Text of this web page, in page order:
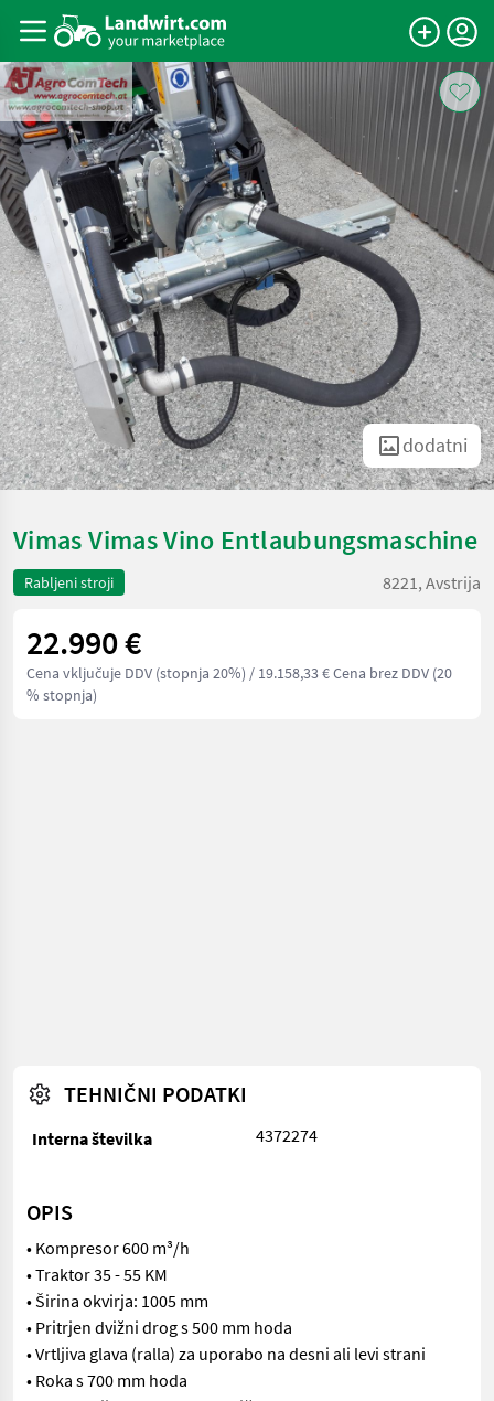
dodatni
Vimas Vimas Vino Entlaubungsmaschine
Rabljeni stroji 8221, Avstrija
22.990 €
Cena vključuje DDV (stopnja 20%) / 19.158,33 € Cena brez DDV (20
% stopnja)
TEHNIČNI PODATKI
Interna številka 4372274
OPIS
• Kompresor 600 m³/h
• Traktor 35 - 55 KM
• Širina okvirja: 1005 mm
• Pritrjen dvižni drog s 500 mm hoda
• Vrtljiva glava (ralla) za uporabo na desni ali levi strani
• Roka s 700 mm hoda